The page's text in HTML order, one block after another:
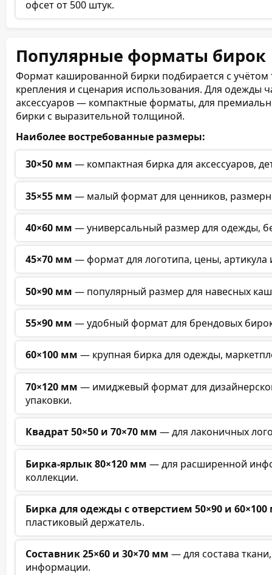
офсет от 500 штук.
Популярные форматы бирок
Формат кашированной бирки подбирается с
крепления и сценария использования. Для одежды
аксессуаров — компактные форматы, для
бирки с выразительной толщиной.
Наиболее востребованные размеры:
30×50 мм — компактная бирка для аксессуаров,
35×55 мм — малый формат для ценников,
40×60 мм — универсальный размер для одежды,
45×70 мм — формат для логотипа, цены,
50×90 мм — популярный размер для навесных
55×90 мм — удобный формат для брендовых
60×100 мм — крупная бирка для одежды,
70×120 мм — имиджевый формат для
упаковки.
Квадрат 50×50 и 70×70 мм — для лаконичных
Бирка-ярлык 80×120 мм — для расширенной
коллекции.
Бирка для одежды с отверстием 50×90 и
пластиковый держатель.
Составник 25×60 и 30×70 мм — для состава
информации.